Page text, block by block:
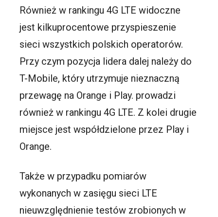
Również w rankingu 4G LTE widoczne
jest kilkuprocentowe przyspieszenie
sieci wszystkich polskich operatorów.
Przy czym pozycja lidera dalej należy do
T-Mobile, który utrzymuje nieznaczną
przewagę na Orange i Play. prowadzi
również w rankingu 4G LTE. Z kolei drugie
miejsce jest współdzielone przez Play i
Orange.
Także w przypadku pomiarów
wykonanych w zasięgu sieci LTE
nieuwzględnienie testów zrobionych w